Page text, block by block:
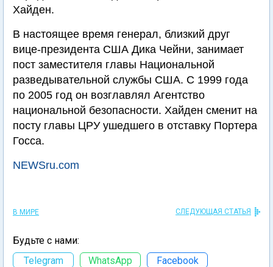
Хaйден.
В настоящее время генерал, близкий друг
вице-президента США Дика Чейни, занимает
пост заместителя главы Национальной
разведывательной службы США. С 1999 года
по 2005 год он возглавлял Агентство
национальной безопасности. Хaйден сменит на
посту главы ЦРУ ушедшего в отставку Портера
Госса.
NEWSru.com
В МИРЕ СЛЕДУЮЩАЯ СТАТЬЯ
Будьте с нами:
Telegram
WhatsApp Facebook